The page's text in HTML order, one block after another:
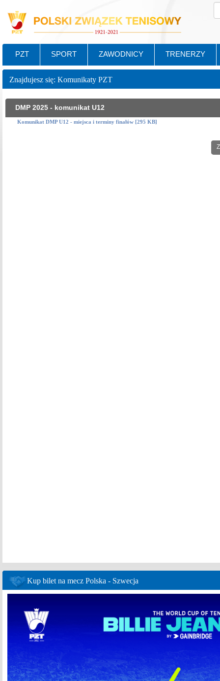
PZT SPORT ZAWODNICY TRENERZY
Znajdujesz się: Komunikaty PZT
DMP 2025 - komunikat U12
Komunikat DMP U12 - miejsca i terminy finałów [295 KB]
Kup bilet na mecz Polska - Szwecja